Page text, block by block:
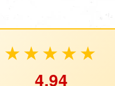
★★★★★
4.94